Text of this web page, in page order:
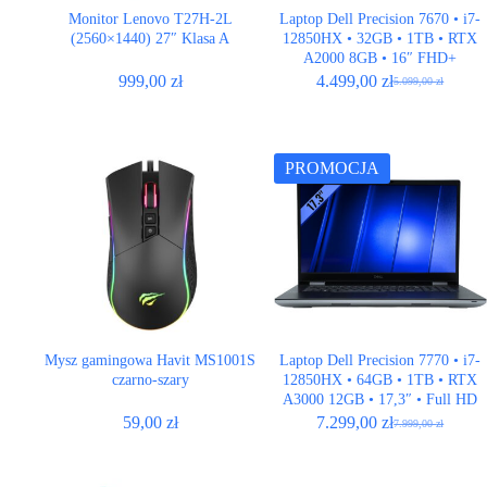
Monitor Lenovo T27H-2L
(2560×1440) 27″ Klasa A
999,00 zł
Laptop Dell Precision 7670 • i7-
12850HX • 32GB • 1TB • RTX
A2000 8GB • 16″ FHD+
5.099,00zł
Pierwotna
4.499,00zł
Aktualna
Mysz gamingowa Havit MS1001S
czarno-szary
59,00 zł
PROMOCJA
Laptop Dell Precision 7770 • i7-
12850HX • 64GB • 1TB • RTX
A3000 12GB • 17,3″ • Full HD
7.999,00zł
Pierwotna
7.299,00zł
Aktualna